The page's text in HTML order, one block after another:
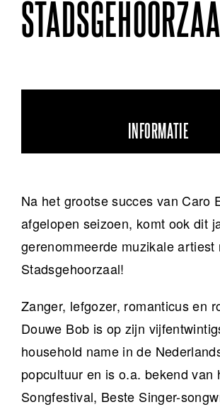
INFORMATIE
Na het grootse succes van Caro
afgelopen seizoen, komt ook dit
gerenommeerde muzikale artiest
Stadsgehoorzaal!
Zanger, lefgozer, romanticus en
Douwe Bob is op zijn
household name in de
popcultuur en is o.a. bekend van
Songfestival, Beste Singer-